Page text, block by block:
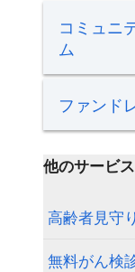
コミュニ
ム
ファンド
他のサービス
高齢者見守
無料がん検